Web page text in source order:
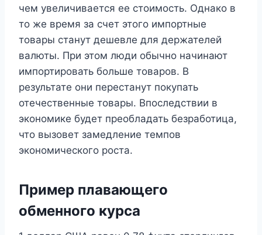
чем увеличивается ее стоимость. Однако в
то же время за счет этого импортные
товары станут дешевле для держателей
валюты. При этом люди обычно начинают
импортировать больше товаров. В
результате они перестанут покупать
отечественные товары. Впоследствии в
экономике будет преобладать безработица,
что вызовет замедление темпов
экономического роста.
Пример плавающего
обменного курса